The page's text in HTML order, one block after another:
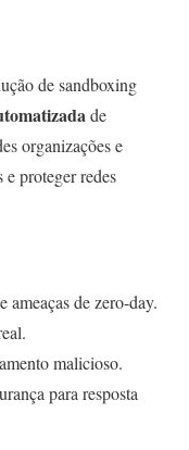
de sandboxing
de
organizações e
e proteger redes
ameaças de zero-day.
malicioso.
para resposta